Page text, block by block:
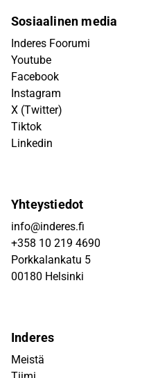
Sosiaalinen media
Inderes Foorumi
Youtube
Facebook
Instagram
X (Twitter)
Tiktok
Linkedin
Yhteystiedot
info@inderes.fi
+358 10 219 4690
Porkkalankatu 5
00180 Helsinki
Inderes
Meistä